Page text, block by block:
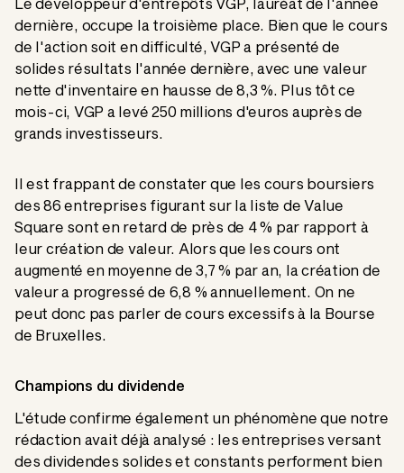
Le développeur d'entrepôts VGP, lauréat de l'année
dernière, occupe la troisième place. Bien que le cours
de l'action soit en difficulté, VGP a présenté de
solides résultats l'année dernière, avec une valeur
nette d'inventaire en hausse de 8,3 %. Plus tôt ce
mois-ci, VGP a levé 250 millions d'euros auprès de
grands investisseurs.
Il est frappant de constater que les cours boursiers
des 86 entreprises figurant sur la liste de Value
Square sont en retard de près de 4 % par rapport à
leur création de valeur. Alors que les cours ont
augmenté en moyenne de 3,7 % par an, la création de
valeur a progressé de 6,8 % annuellement. On ne
peut donc pas parler de cours excessifs à la Bourse
de Bruxelles.
Champions du dividende
L'étude confirme également un phénomène que notre
rédaction avait déjà analysé : les entreprises versant
des dividendes solides et constants performent bien